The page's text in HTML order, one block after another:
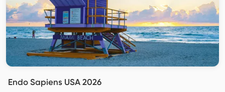
Endo Sapiens USA 2026